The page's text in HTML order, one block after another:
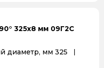
325x8 мм 09Г2С
диаметр, мм 325